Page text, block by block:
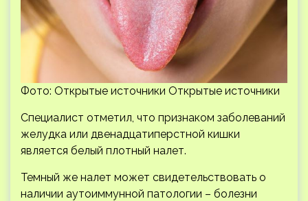
Фото: Открытые источники Открытые источники
Специалист отметил, что признаком заболеваний
желудка или двенадцатиперстной кишки
является белый плотный налет.
Темный же налет может свидетельствовать о
наличии аутоиммунной патологии – болезни